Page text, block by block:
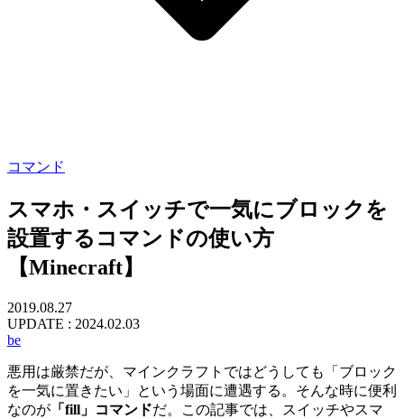
コマンド
スマホ・スイッチで一気にブロックを
設置するコマンドの使い方
【Minecraft】
2019.08.27
UPDATE : 2024.02.03
be
悪用は厳禁だが、マインクラフトではどうしても「ブロック
を一気に置きたい」という場面に遭遇する。そんな時に便利
なのが 「fill」コマンドだ。この記事では、スイッチやスマ